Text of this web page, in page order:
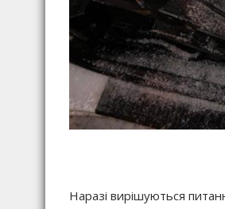
Наразі вирішуються